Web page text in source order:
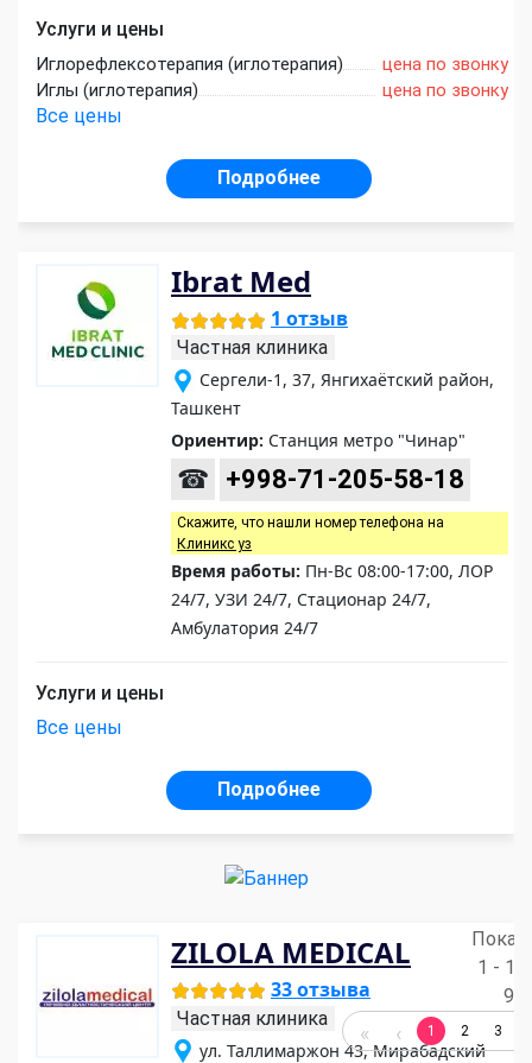
Услуги и цены
Иглорефлексотерапия (иглотерапия)
цена по звонку
Иглы (иглотерапия)
цена по звонку
Все цены
Подробнее
Ibrat Med
1 отзыв
Частная клиника
Сергели-1, 37, Янгихаётский район,
Ташкент
Ориентир: Станция метро "Чинар"
☎ +998-71-205-58-18
Скажите, что нашли номер телефона на
Клиникс уз
Время работы: Пн-Вс 08:00-17:00, ЛОР
24/7, УЗИ 24/7, Стационар 24/7,
Амбулатория 24/7
Услуги и цены
Все цены
Подробнее
ZILOLA MEDICAL
33 отзыва
Частная клиника
ул. Таллимаржон 43, Мирабадский
1 - 19
97
1 2 3